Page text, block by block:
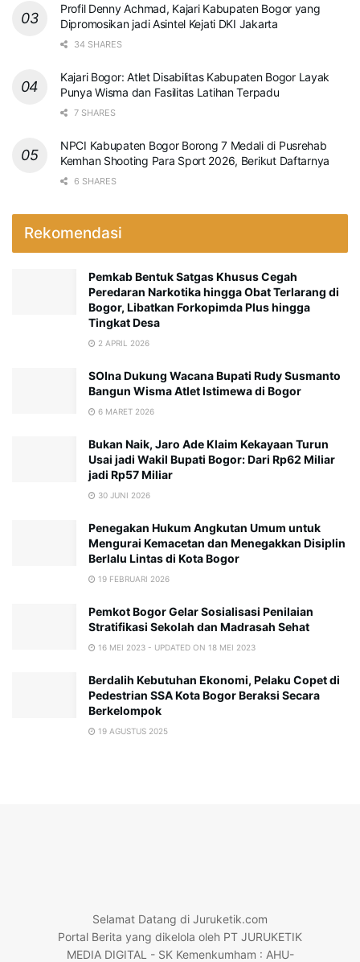
Profil Denny Achmad, Kajari Kabupaten Bogor yang
Dipromosikan jadi Asintel Kejati DKI Jakarta
34 SHARES
Kajari Bogor: Atlet Disabilitas Kabupaten Bogor Layak
Punya Wisma dan Fasilitas Latihan Terpadu
7 SHARES
NPCI Kabupaten Bogor Borong 7 Medali di Pusrehab
Kemhan Shooting Para Sport 2026, Berikut Daftarnya
6 SHARES
Rekomendasi
Pemkab Bentuk Satgas Khusus Cegah
Peredaran Narkotika hingga Obat Terlarang di
Bogor, Libatkan Forkopimda Plus hingga
Tingkat Desa
2 APRIL 2026
SOIna Dukung Wacana Bupati Rudy Susmanto
Bangun Wisma Atlet Istimewa di Bogor
6 MARET 2026
Bukan Naik, Jaro Ade Klaim Kekayaan Turun
Usai jadi Wakil Bupati Bogor: Dari Rp62 Miliar
jadi Rp57 Miliar
30 JUNI 2026
Penegakan Hukum Angkutan Umum untuk
Mengurai Kemacetan dan Menegakkan Disiplin
Berlalu Lintas di Kota Bogor
19 FEBRUARI 2026
Pemkot Bogor Gelar Sosialisasi Penilaian
Stratifikasi Sekolah dan Madrasah Sehat
16 MEI 2023 - UPDATED ON 18 MEI 2023
Berdalih Kebutuhan Ekonomi, Pelaku Copet di
Pedestrian SSA Kota Bogor Beraksi Secara
Berkelompok
19 AGUSTUS 2025
Selamat Datang di Juruketik.com
Portal Berita yang dikelola oleh PT JURUKETIK
MEDIA DIGITAL - SK Kemenkumham : AHU-